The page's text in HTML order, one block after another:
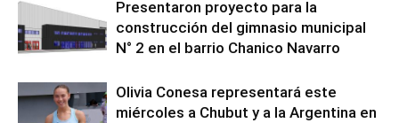
Presentaron proyecto para la
construcción del gimnasio municipal
N° 2 en el barrio Chanico Navarro
Olivia Conesa representará este
miércoles a Chubut y a la Argentina en